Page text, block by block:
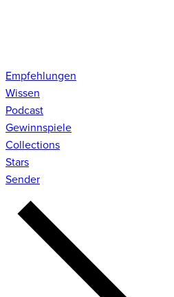
Empfehlungen
Wissen
Podcast
Gewinnspiele
Collections
Stars
Sender